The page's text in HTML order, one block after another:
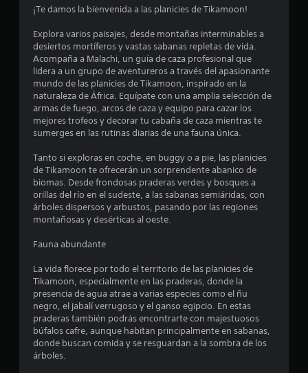
m
e
i
:
4
.
2
s
t
¡Te damos la bienvenida a las planicies de Tikamoon!
Explora varios paisajes, desde montañas interminables a
desiertos mortíferos y vastas sabanas repletas de vida.
Acompaña a Malachi, un guía de caza profesional que
lidera a un grupo de aventureros a través del apasionante
mundo de las planicies de Tikamoon, inspirado en la
naturaleza de África. Equípate con una amplia selección de
armas de fuego, arcos de caza y equipo para cazar los
mejores trofeos y decorar tu cabaña de caza mientras te
sumerges en las rutinas diarias de una fauna única.
Tanto si exploras en coche, en buggy o a pie, las planicies
de Tikamoon te ofrecerán un sorprendente abanico de
biomas. Desde frondosas praderas verdes y bosques a
orillas del río en el sudeste, a las sabanas semiáridas, con
árboles dispersos y arbustos, pasando por las regiones
montañosas y desérticas al oeste.
Fauna abundante
La vida florece por todo el territorio de las planicies de
Tikamoon, especialmente en las praderas, donde la
presencia de agua atrae a varias especies como el ñu
negro, el jabalí verrugoso y el ganso egipcio. En estas
praderas también podrás encontrarte con majestuosos
búfalos cafre, aunque habitan principalmente en sabanas,
donde buscan comida y se resguardan a la sombra de los
árboles.